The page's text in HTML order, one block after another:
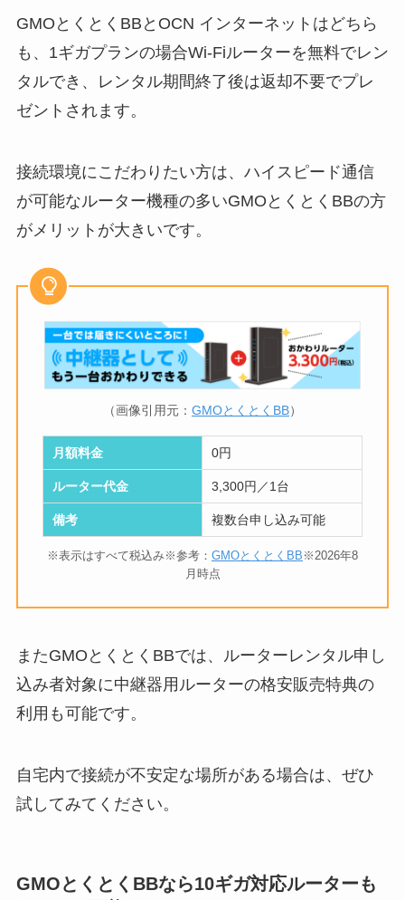
GMOとくとくBBとOCN インターネットはどちら
も、1ギガプランの場合Wi-Fiルーターを無料でレン
タルでき、レンタル期間終了後は返却不要でプレ
ゼントされます。
接続環境にこだわりたい方は、ハイスピード通信
が可能なルーター機種の多いGMOとくとくBBの方
がメリットが大きいです。
（画像引用元： GMOとくとくBB）
月額料金 0円
ルーター代金 3,300円／1台
備考 複数台申し込み可能
※表示はすべて税込み※参考： GMOとくとくBB ※2026年8
月時点
またGMOとくとくBBでは、ルーターレンタル申し
込み者対象に中継器用ルーターの格安販売特典の
利用も可能です。
自宅内で接続が不安定な場所がある場合は、ぜひ
試してみてください。
GMOとくとくBBなら10ギガ対応ルーターも